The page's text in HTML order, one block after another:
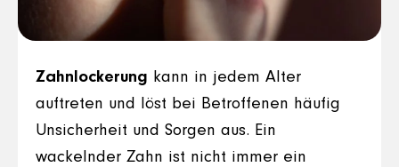
Zahnlockerung kann in jedem Alter
auftreten und löst bei Betroffenen häufig
Unsicherheit und Sorgen aus. Ein
wackelnder Zahn ist nicht immer ein